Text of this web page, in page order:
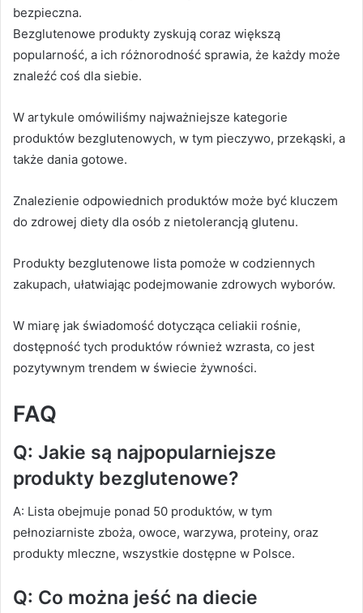
bezpieczna.
Bezglutenowe produkty zyskują coraz większą
popularność, a ich różnorodność sprawia, że każdy może
znaleźć coś dla siebie.
W artykule omówiliśmy najważniejsze kategorie
produktów bezglutenowych, w tym pieczywo, przekąski, a
także dania gotowe.
Znalezienie odpowiednich produktów może być kluczem
do zdrowej diety dla osób z nietolerancją glutenu.
Produkty bezglutenowe lista pomoże w codziennych
zakupach, ułatwiając podejmowanie zdrowych wyborów.
W miarę jak świadomość dotycząca celiakii rośnie,
dostępność tych produktów również wzrasta, co jest
pozytywnym trendem w świecie żywności.
FAQ
Q: Jakie są najpopularniejsze
produkty bezglutenowe?
A: Lista obejmuje ponad 50 produktów, w tym
pełnoziarniste zboża, owoce, warzywa, proteiny, oraz
produkty mleczne, wszystkie dostępne w Polsce.
Q: Co można jeść na diecie